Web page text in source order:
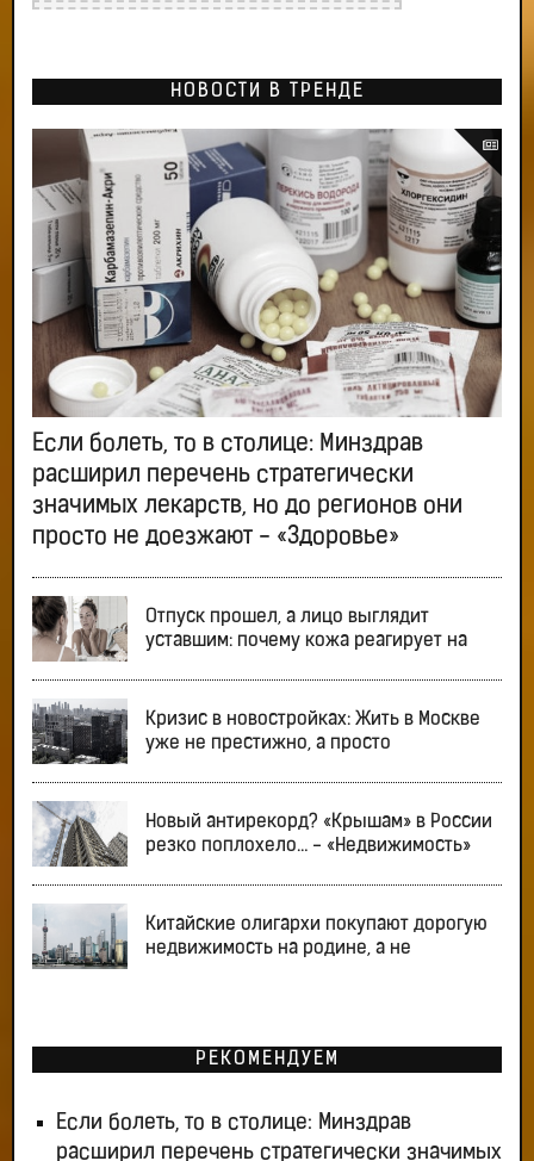
НОВОСТИ В ТРЕНДЕ
Если болеть, то в столице: Минздрав
расширил перечень стратегически
значимых лекарств, но до регионов они
просто не доезжают - «Здоровье»
Отпуск прошел, а лицо выглядит
уставшим: почему кожа реагирует на
Кризис в новостройках: Жить в Москве
уже не престижно, а просто
Новый антирекорд? «Крышам» в России
резко поплохело… - «Недвижимость»
Китайские олигархи покупают дорогую
недвижимость на родине, а не
РЕКОМЕНДУЕМ
Если болеть, то в столице: Минздрав
расширил перечень стратегически значимых